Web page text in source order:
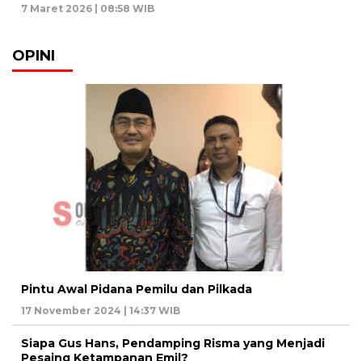
7 Maret 2026 | 08:58 WIB
OPINI
Pintu Awal Pidana Pemilu dan Pilkada
17 November 2024 | 14:37 WIB
Siapa Gus Hans, Pendamping Risma yang Menjadi
Pesaing Ketampanan Emil?